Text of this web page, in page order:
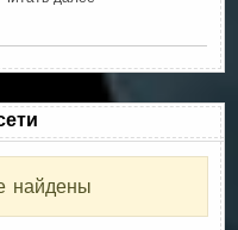
найдены